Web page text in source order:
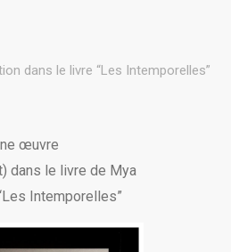
dans le livre “Les Intemporelles”
œuvre
dans le livre de Mya
Intemporelles”